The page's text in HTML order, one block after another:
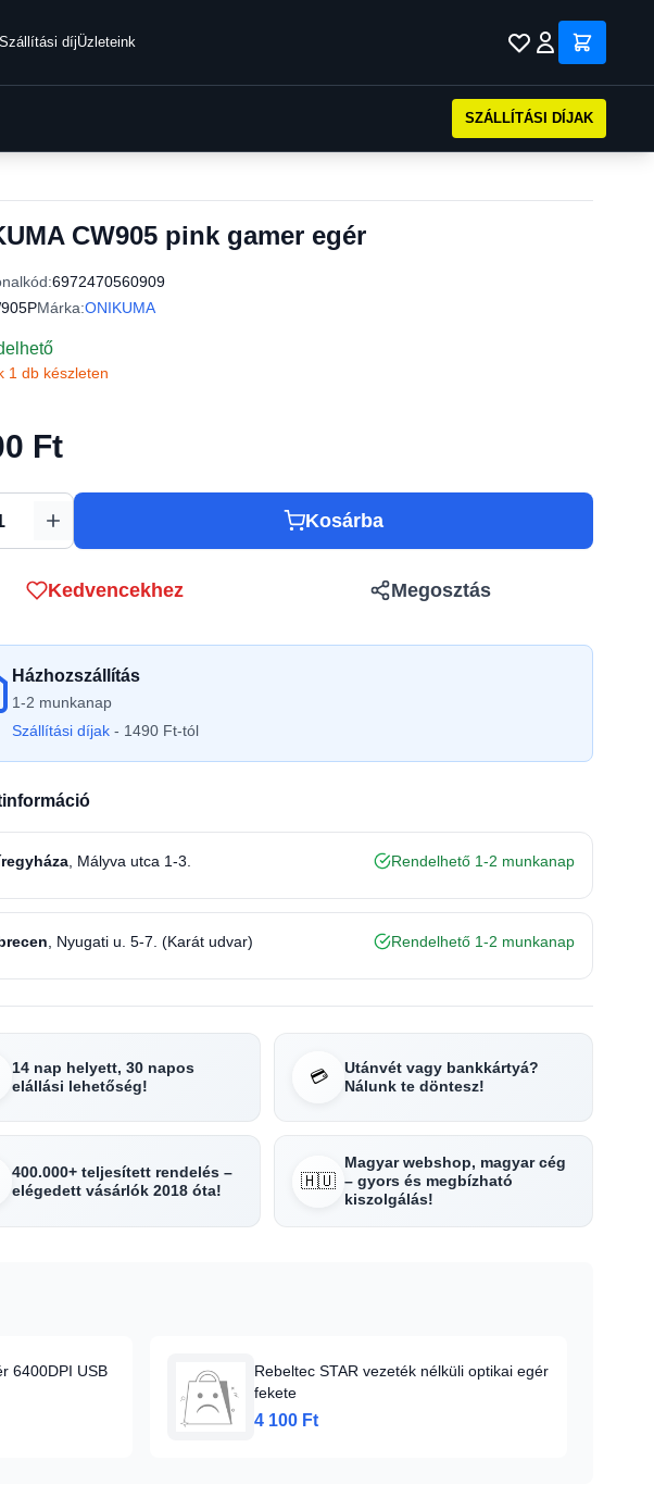
Szállítási díjÜzleteink
SZÁLLÍTÁSI DÍJAK
CW905 pink gamer egér
6972470560909
Márka:ONIKUMA
1 db készleten
Ft
Kosárba
Kedvencekhez Megosztás
Házhozszállítás
1-2 munkanap
Szállítási díjak - 1490 Ft-tól
, Mályva utca 1-3. Rendelhető 1-2 munkanap
, Nyugati u. 5-7. (Karát udvar) Rendelhető 1-2 munkanap
14 nap helyett, 30 napos
elállási lehetőség!
💳
Utánvét vagy bankkártyá?
Nálunk te döntesz!
400.000+ teljesített rendelés –
elégedett vásárlók 2018 óta!
🇭🇺
Magyar webshop, magyar cég
– gyors és megbízható
kiszolgálás!
6400DPI USB
Rebeltec STAR vezeték nélküli optikai egér
fekete
4 100 Ft